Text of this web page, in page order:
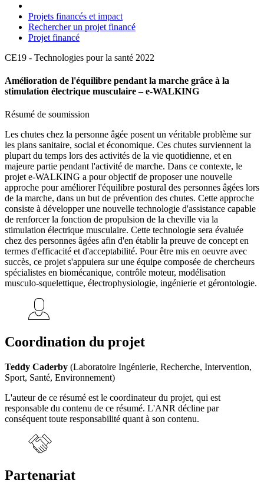
Projets financés et impact
Rechercher un projet financé
Projet financé
CE19 - Technologies pour la santé 2022
Amélioration de l'équilibre pendant la marche grâce à la
stimulation électrique musculaire – e-WALKING
Résumé de soumission
Les chutes chez la personne âgée posent un véritable problème sur
les plans sanitaire, social et économique. Ces chutes surviennent la
plupart du temps lors des activités de la vie quotidienne, et en
majeure partie pendant l'activité de marche. Dans ce contexte, le
projet e-WALKING a pour objectif de proposer une nouvelle
approche pour améliorer l'équilibre postural des personnes âgées lors
de la marche, dans un but de prévention des chutes. Cette approche
consiste à développer une nouvelle technologie d'assistance capable
de renforcer la fonction de propulsion de la cheville via la
stimulation électrique musculaire. Cette technologie sera évaluée
chez des personnes âgées afin d'en établir la preuve de concept en
termes d'efficacité et d'acceptabilité. Pour être mis en oeuvre avec
succès, ce projet s'appuiera sur une équipe composée de chercheurs
spécialistes en biomécanique, contrôle moteur, modélisation
musculo-squelettique, électrophysiologie, ingénierie et gérontologie.
Coordination du projet
Teddy Caderby (Laboratoire Ingénierie, Recherche, Intervention,
Sport, Santé, Environnement)
L'auteur de ce résumé est le coordinateur du projet, qui est
responsable du contenu de ce résumé. L'ANR décline par
conséquent toute responsabilité quant à son contenu.
Partenariat